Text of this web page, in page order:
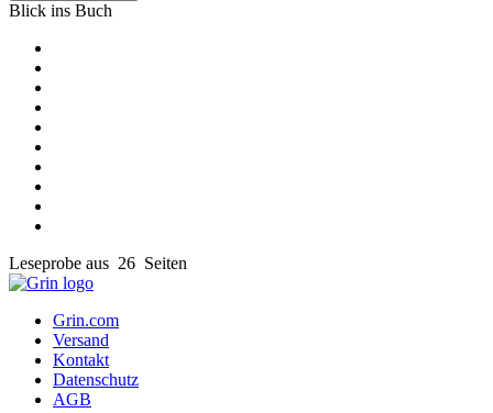
Blick ins Buch
Leseprobe aus 26 Seiten
Grin.com
Versand
Kontakt
Datenschutz
AGB